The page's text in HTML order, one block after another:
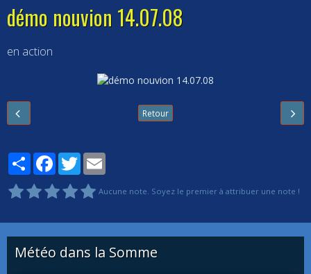
démo nouvion 14.07.08
en action
Retour
PartagerFacebook
Twitter
Aucune note. Soyez le premier à attribuer une note !
Météo dans la Somme